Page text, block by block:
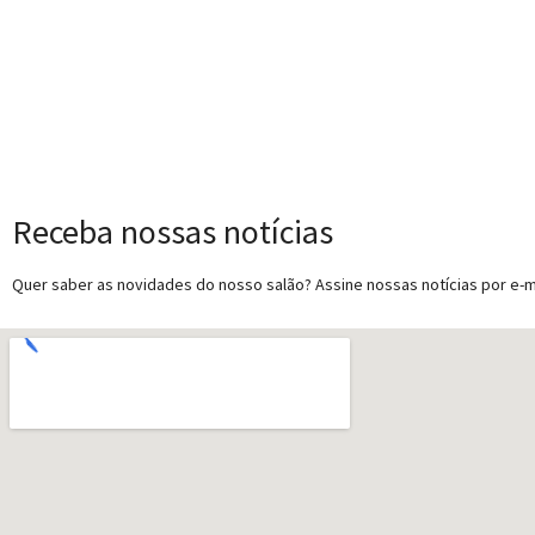
Receba nossas notícias
Quer saber as novidades do nosso salão? Assine nossas notícias por e-